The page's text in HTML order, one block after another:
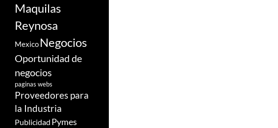
Maquilas
Reynosa
Mexico Negocios
Oportunidad de
negocios
paginas webs
Proveedores para
la Industria
Publicidad Pymes